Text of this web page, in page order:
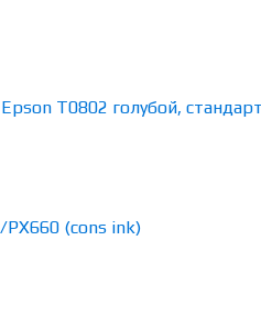
T0802 голубой,